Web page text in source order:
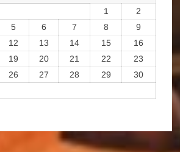
1
2
5 6 7 8
9
12 13 14 15
16
19 20 21 22
23
26 27 28 29
30